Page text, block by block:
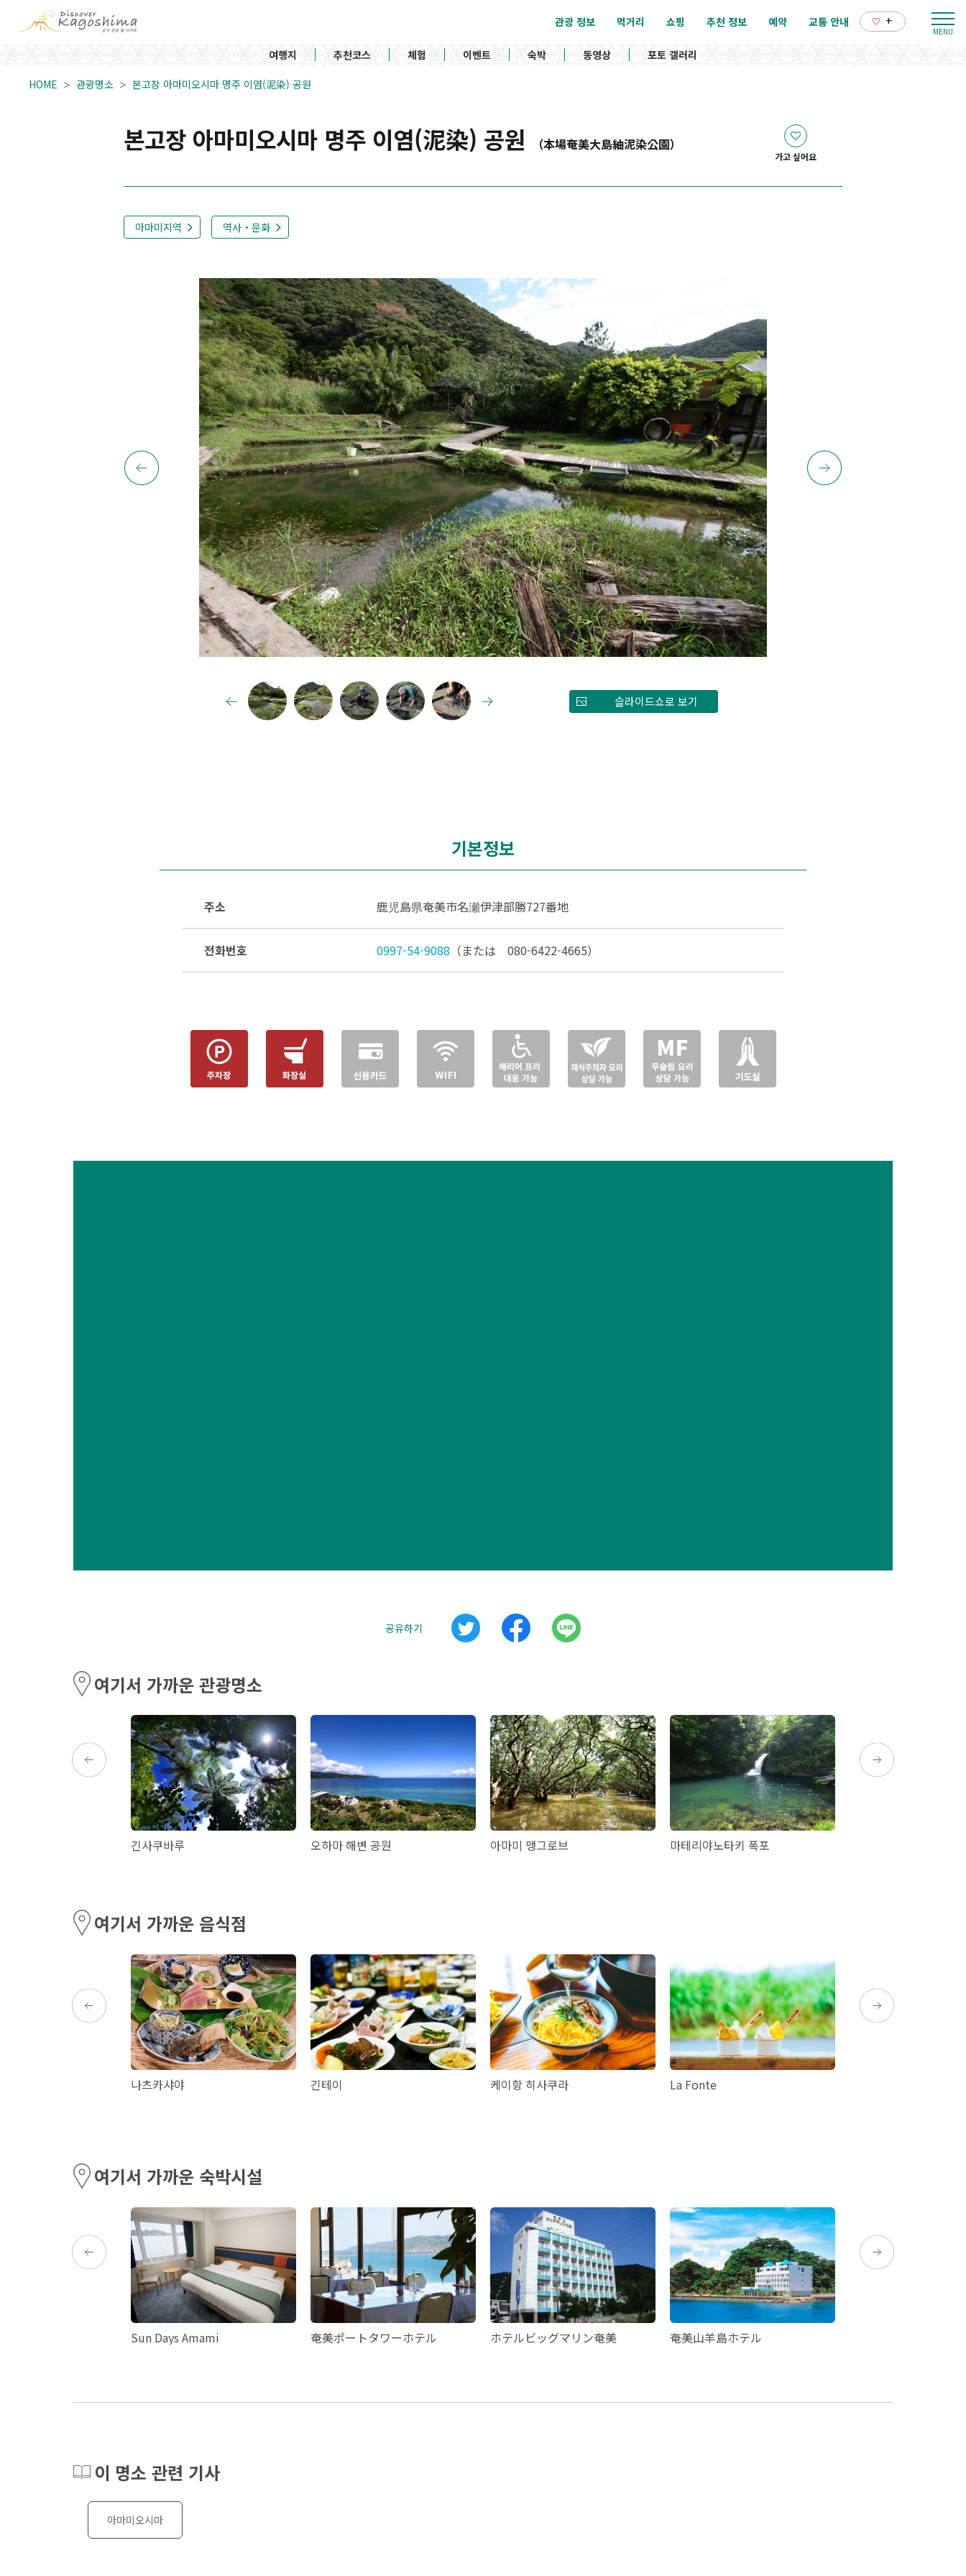
관광 정보 먹거리 쇼핑 추천 정보 예약 교통 안내 +
여행지 추천코스 체험 이벤트 숙박 동영상 포토 갤러리
HOME 관광명소 본고장 아마미오시마 명주 이염(泥染) 공원
본고장 아마미오시마 명주 이염(泥染) 공원 （本場奄美大島紬泥染公園）
가고 싶어요
아마미지역 역사・문화
슬라이드쇼로 보기
기본정보
주소 鹿児島県奄美市名瀬伊津部勝727番地
전화번호 0997-54-9088 （または 080-6422-4665）
공유하기
여기서 가까운 관광명소
긴사쿠바루 오하마 해변 공원 아마미 맹그로브 마테리야노타키 폭포
여기서 가까운 음식점
나츠카샤야 긴테이 케이항 히사쿠라 La Fonte
여기서 가까운 숙박시설
Sun Days Amami 奄美ポートタワーホテル ホテルビッグマリン奄美 奄美山羊島ホテル
이 명소 관련 기사
아마미오시마